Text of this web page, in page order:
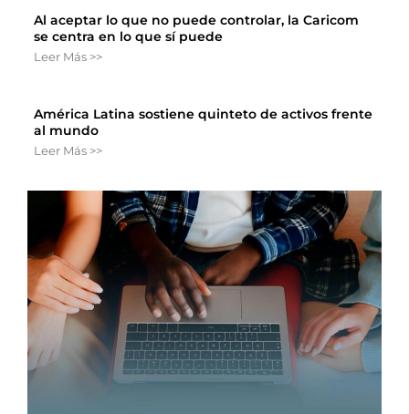
Al aceptar lo que no puede controlar, la Caricom
se centra en lo que sí puede
Leer Más >>
América Latina sostiene quinteto de activos frente
al mundo
Leer Más >>